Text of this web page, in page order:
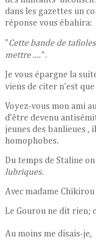
dans les gazettes un
réponse vous ébahira:
"Cette bande de
mettre ...." .
Je vous épargne la
viens de citer n'est
Voyez-vous mon ami
d'être devenu
jeunes des banlieues ,
homophobes.
Du temps de Staline
lubriques.
Avec madame
Le Gourou ne dit rien;
Au moins me disais-